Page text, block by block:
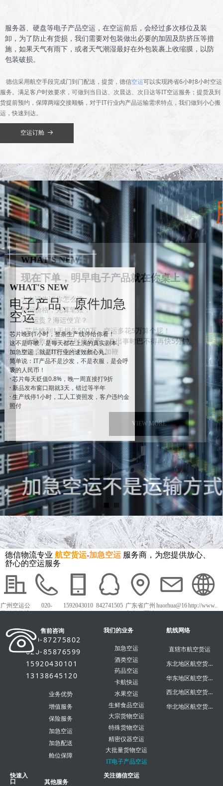
德信采用航空手段完成门到门配送，提货，德信空运可以实现跨省6小时8小时空运
服务。满足客户时效要求，可做到当日达、次晨达、次日达等IT空运服务；提货及到
货提前预约，保障两端交接顺畅，对于IT行业内产品运输需求特点，我们做到小心搬
运，快速到达。
空运订舱 뀠
服务器、硬盘等电子产品空运，在空运前后，会经过多次移位及装
卸，为了防止有货损，我们需要对包装做出必要的加固及防挤压等措
施，如果天气有雨下，或者天气潮湿最好在外包装裹上收缩膜，以防
包装破损。
WHAT'S NEW
芯片晚到1小时，整条生产线停给你看！
这不是吓唬，是每天都在上演的真实剧本。
加急空运，就是IT行业的速效救心丸。
简单说：IT产品不是沙发，不是衣服，是会呼
吸的人民币！
· 芯片每天贬值0.8%，晚一周直接打9折
· 新品发布窗口期就3天，错过等半年
· 生产线停1小时，工人工资照发，客户违约金
照付
电子产品、原件加急
空运
加急空运
酒类空运
药品空运
卡航快运
水果空运
生鲜食品空运
大宗货物空运
特殊货物空运
精密仪器空运
大批量货物空运
IT电子产品空运
我们的业务
直辖市航空货运
东北地区航空货运
华东地区航空货运
西北地区航空货运
华北地区航空货运
航线网络
快速入
口
其他服务
关注德信空运
业务优势
增值服务
保险服务
加急空运
加急配送
舱位保障
售前咨询
020-87275802
020-85876599
15920430101
13138645120
广州空运公
020-
1592043010 842741505 广东省广州
号白云农批
huorhua@16http://www..
德信物流专业 航空货运-加急空运 服务商，为您提供放心、
舒心的空运服务